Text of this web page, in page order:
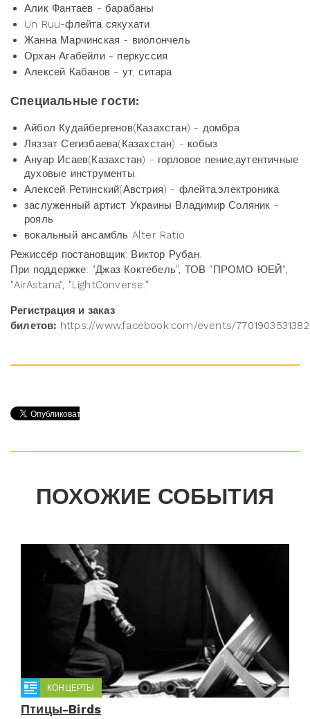
Алик Фантаев - барабаны
Un Ruu-флейта сякухати
Жанна Марчинская - виолончель
Орхан Агабейли - перкуссия
Алексей Кабанов - ут, ситара
Специальные гости:
Айбол Кудайбергенов(Казахстан) - домбра
Ляззат Сегизбаева(Казахстан) - кобыз
Ануар Исаев(Казахстан) - горловое пение,аутентичные
духовые инструменты.
Алексей Ретинский(Австрия) - флейта,электроника.
заслуженный артист Украины Владимир Соляник -
рояль
вокальный ансамбль Alter Ratio
Режиссёр постановщик: Виктор Рубан.
При поддержке: "Джаз Коктебель", ТОВ "ПРОМО ЮЕЙ",
"AirAstana", "LightConverse."
Регистрация и заказ
билетов: https://www.facebook.com/events/
ПОХОЖИЕ СОБЫТИЯ
КОНЦЕРТЫ
Птицы-Birds